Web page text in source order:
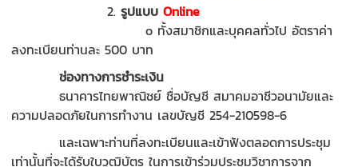
2.รูปแบบ Online
o ทั้งสมาชิกและบุคคลทั่วไป อัตราค่า
ลงทะเบียนท่านละ 500 บาท
ช่องทางการชำระเงิน
ธนาคารไทยพาณิชย์ ชื่อบัญชี สมาคมอาชีวอนามัยและ
ความปลอดภัยในการทำงาน เลขบัญชี 254-210598-6
และเฉพาะท่านที่ลงทะเบียนและเข้าฟังตลอดการประชุม
เท่านั้นที่จะได้รับใบวุฒิบัตร ในการเข้าร่วมประชุมวิชาการจาก